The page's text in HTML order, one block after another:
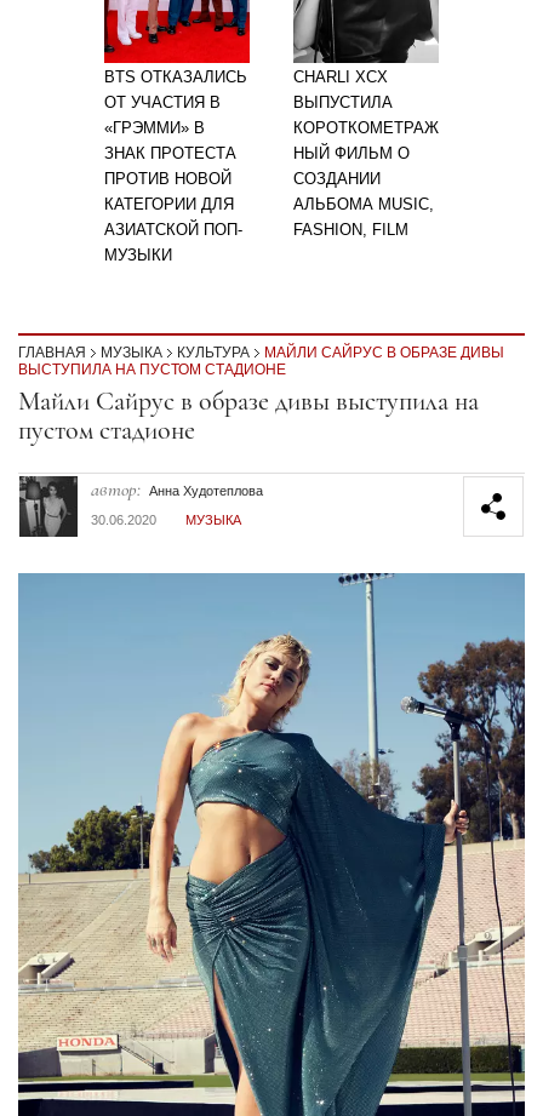
BTS ОТКАЗАЛИСЬ
ОТ УЧАСТИЯ В
«ГРЭММИ» В
ЗНАК ПРОТЕСТА
ПРОТИВ НОВОЙ
КАТЕГОРИИ ДЛЯ
АЗИАТСКОЙ ПОП-
МУЗЫКИ
CHARLI XCX
ВЫПУСТИЛА
КОРОТКОМЕТРАЖ
НЫЙ ФИЛЬМ О
СОЗДАНИИ
АЛЬБОМА MUSIC,
FASHION, FILM
ГЛАВНАЯ МУЗЫКА КУЛЬТУРА
МАЙЛИ САЙРУС В ОБРАЗЕ ДИВЫ
ВЫСТУПИЛА НА ПУСТОМ СТАДИОНЕ
Секция статей
Майли Сайрус в образе дивы выступила на
пустом стадионе
автор: Анна Худотеплова
30.06.2020
МУЗЫКА